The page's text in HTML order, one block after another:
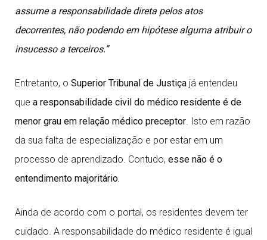
assume a responsabilidade direta pelos atos
decorrentes, não podendo em hipótese alguma atribuir o
insucesso a terceiros.”
Entretanto, o Superior Tribunal de Justiça já entendeu
que a responsabilidade civil do médico residente é de
menor grau em relação médico preceptor. Isto em razão
da sua falta de especialização e por estar em um
processo de aprendizado. Contudo, esse não é o
entendimento majoritário.
Ainda de acordo com o portal, os residentes devem ter
cuidado. A responsabilidade do médico residente é igual